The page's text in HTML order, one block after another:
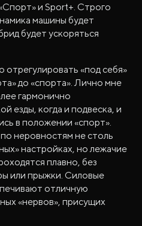
и Sport+. Строго
машины будет
будет ускоряться
«под себя»
до «спорта». Лично мне
гармонично
езды, когда и подвеска, и
в положении «спорт».
неровностям не столь
настройках, но лежачие
плавно, без
или прыжки. Силовые
отличную
«нервов», присущих